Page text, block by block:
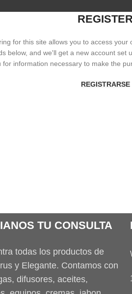
for this site allows you to access your
below, and we'll get a new account set
for information necessary to make the
REGISTRARSE
TU CONSULTA
todas los productos de
y Elegante. Contamos con
difusores, aceites,